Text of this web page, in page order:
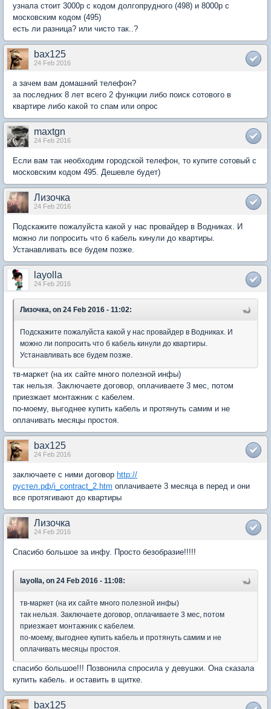
узнала стоит 3000р с кодом долгопрудного (498) и 8000р с
московским кодом (495)
есть ли разница? или чисто так..?
bax125
24 Feb 2016
а зачем вам домашний телефон?
за последних 8 лет всего 2 функции либо поиск сотового в
квартире либо какой то спам или опрос
maxtgn
24 Feb 2016
Если вам так необходим городской телефон, то купите сотовый с
московским кодом 495. Дешевле будет)
Лизочка
24 Feb 2016
Подскажите пожалуйста какой у нас провайдер в Водниках. И
можно ли попросить что б кабель кинули до квартиры.
Устанавливать все будем позже.
layolla
24 Feb 2016
Лизочка, on 24 Feb 2016 - 11:02:
Подскажите пожалуйста какой у нас провайдер в Водниках. И
можно ли попросить что б кабель кинули до квартиры.
Устанавливать все будем позже.
тв-маркет (на их сайте много полезной инфы)
так нельзя. Заключаете договор, оплачиваете 3 мес, потом
приезжает монтажник с кабелем.
по-моему, выгоднее купить кабель и протянуть самим и не
оплачивать месяцы простоя.
bax125
24 Feb 2016
заключаете с ними договор http://
рустел.рф/i_contract_2.htm оплачиваете 3 месяца в перед и они
все протягивают до квартиры
Лизочка
24 Feb 2016
Спасибо большое за инфу. Просто безобразие!!!!!
layolla, on 24 Feb 2016 - 11:08:
тв-маркет (на их сайте много полезной инфы)
так нельзя. Заключаете договор, оплачиваете 3 мес, потом
приезжает монтажник с кабелем.
по-моему, выгоднее купить кабель и протянуть самим и не
оплачивать месяцы простоя.
спасибо большое!!! Позвонила спросила у девушки. Она сказала
купить кабель. и оставить в щитке.
bax125